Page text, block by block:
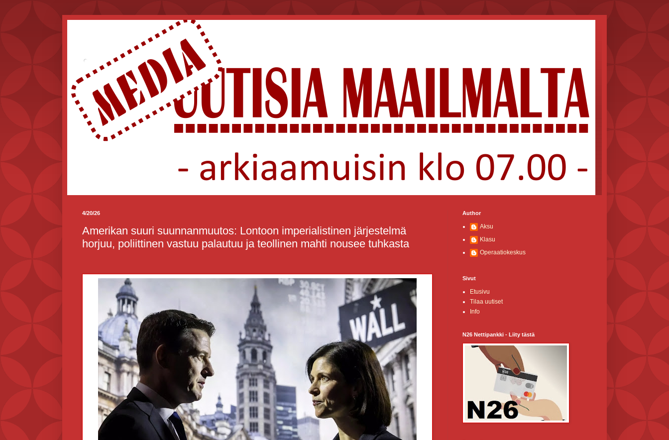
.
4/20/26
Amerikan suuri suunnanmuutos: Lontoon imperialistinen järjestelmä
horjuu, poliittinen vastuu palautuu ja teollinen mahti nousee tuhkasta
Author
Aksu
Klasu
Operaatiokeskus
Sivut
Etusivu
Tilaa uutiset
Info
N26 Nettipankki - Liity tästä